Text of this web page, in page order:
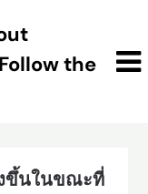
the
งขึ้นในขณะที่